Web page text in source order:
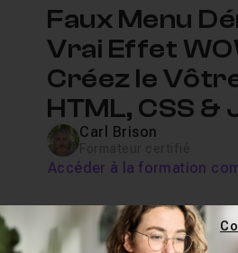
Faux Menu
Vrai Effet
Créez le
HTML, CSS &
Carl Brison
Accéder à la formation